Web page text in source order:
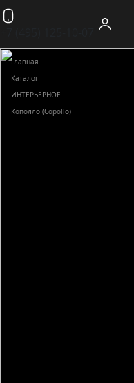
Главная
Каталог
ИНТЕРЬЕРНОЕ
Кополло (Copollo)